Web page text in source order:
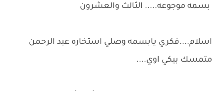
بسمه موجوعه..... الثالث والعشرون
اسلام....فكري يابسمه وصلي استخاره عبد الرحمن
متمسك بيكي اوي....